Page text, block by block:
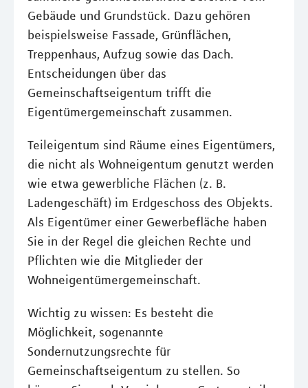
Gebäude und Grundstück. Dazu gehören
beispielsweise Fassade, Grünflächen,
Treppenhaus, Aufzug sowie das Dach.
Entscheidungen über das
Gemeinschaftseigentum trifft die
Eigentümergemeinschaft zusammen.
Teileigentum sind Räume eines Eigentümers,
die nicht als Wohneigentum genutzt werden
wie etwa gewerbliche Flächen (z. B.
Ladengeschäft) im Erdgeschoss des Objekts.
Als Eigentümer einer Gewerbefläche haben
Sie in der Regel die gleichen Rechte und
Pflichten wie die Mitglieder der
Wohneigentümergemeinschaft.
Wichtig zu wissen: Es besteht die
Möglichkeit, sogenannte
Sondernutzungsrechte für
Gemeinschaftseigentum zu stellen. So